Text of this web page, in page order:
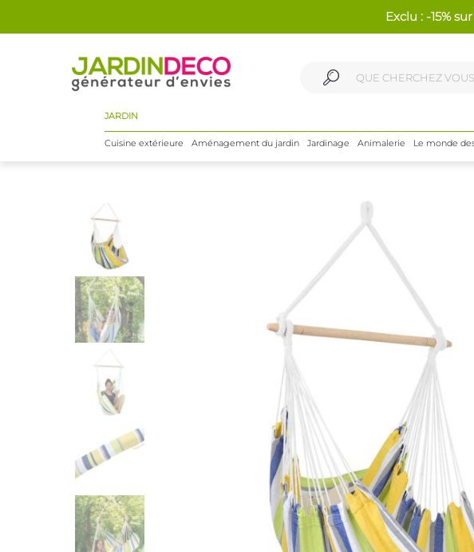
Exclu : -15%
JARDIN
Cuisine extérieure Aménagement du jardin Jardinage Animalerie Le monde